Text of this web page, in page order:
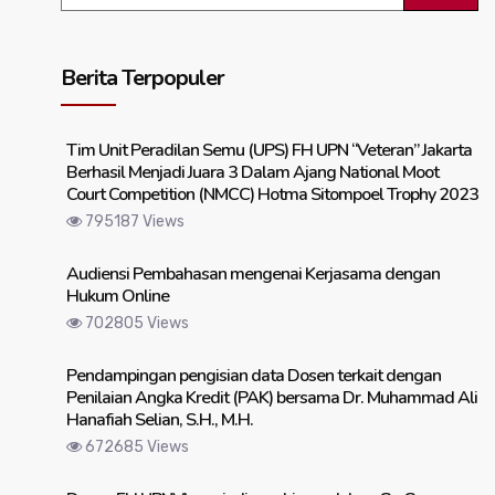
Berita Terpopuler
Tim Unit Peradilan Semu (UPS) FH UPN “Veteran” Jakarta
Berhasil Menjadi Juara 3 Dalam Ajang National Moot
Court Competition (NMCC) Hotma Sitompoel Trophy 2023
795187 Views
Audiensi Pembahasan mengenai Kerjasama dengan
Hukum Online
702805 Views
Pendampingan pengisian data Dosen terkait dengan
Penilaian Angka Kredit (PAK) bersama Dr. Muhammad Ali
Hanafiah Selian, S.H., M.H.
672685 Views